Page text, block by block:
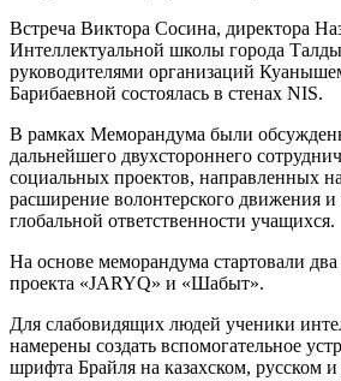
Встреча Виктора Сосина, директора
Интеллектуальной школы города
руководителями организаций
Барибаевной состоялась в стенах NIS.
В рамках Меморандума были
дальнейшего двухстороннего
социальных проектов, направленных
расширение волонтерского движения
глобальной ответственности учащихся.
На основе меморандума стартовали
проекта «JARYQ» и «Шабыт».
Для слабовидящих людей ученики
намерены создать вспомогательное
шрифта Брайля на казахском, русском